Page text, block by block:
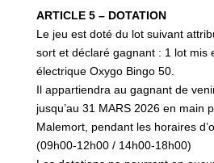
ARTICLE 5 – DOTATION
Le jeu est doté du lot suivant
sort et déclaré gagnant : 1 lot mis
électrique Oxygo Bingo 50.
Il appartiendra au gagnant de
jusqu’au 31 MARS 2026 en main
Malemort, pendant les horaires
(09h00-12h00 / 14h00-18h00)